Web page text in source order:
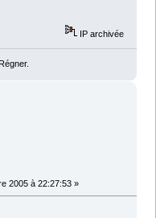
IP archivée
2005 à 22:27:53 »